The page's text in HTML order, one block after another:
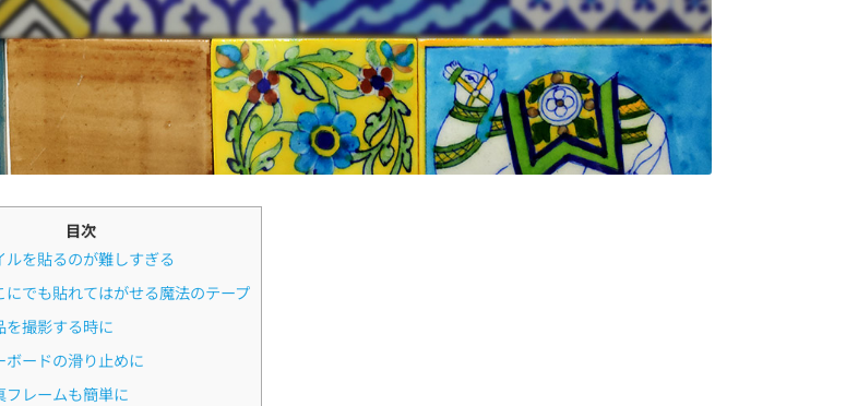
目次
ルを貼るのが難しすぎる
にでも貼れてはがせる魔法のテープ
を撮影する時に
ボードの滑り止めに
フレームも簡単に